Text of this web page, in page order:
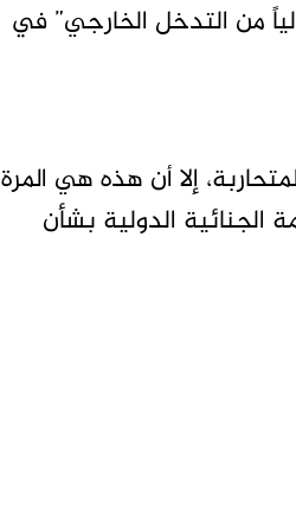
من التدخل الخارجي” في
إلا أن هذه هي المرة
الدولية بشأن